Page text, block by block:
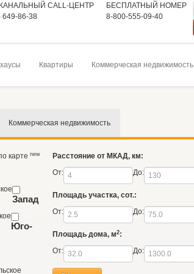
CALL-ЦЕНТР
649-86-38
БЕСПЛАТНЫЙ НОМЕР
8-800-555-09-40
Квартиры Коммерческая недвижимость
Коммерческая недвижимость
карте new
Запад
Юго-
Расстояние от МКАД, км:
От:
До:
Площадь участка, сот.:
От:
До:
Площадь дома, м2:
От:
До: